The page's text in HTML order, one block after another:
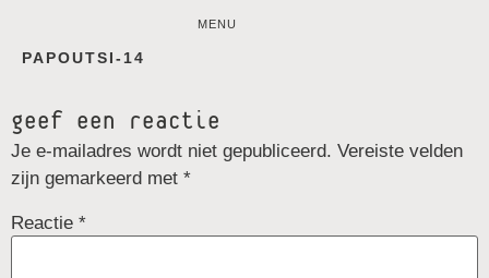
MENU
PAPOUTSI-14
geef een reactie
Je e-mailadres wordt niet gepubliceerd. Vereiste velden
zijn gemarkeerd met *
Reactie *